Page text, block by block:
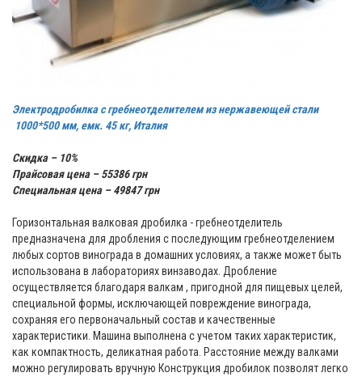
Электродробилка с гребнеотделителем из нержавеющей стали
1000*500 мм, емк. 45 кг, Италия
Скидка – 10%
Прайсовая цена – 55386 грн
Специальная цена – 49847 грн
Горизонтальная валковая дробилка - гребнеотделитель
предназначена для дробления с последующим гребнеотделением
любых сортов винограда в домашних условиях, а также может быть
использована в лабораториях винзаводах. Дробление
осуществляется благодаря валкам , пригодной для пищевых целей,
специальной формы, исключающей повреждение винограда,
сохраняя его первоначальный состав и качественные
характеристики. Машина выполнена с учетом таких характеристик,
как компактность, деликатная работа. Расстояние между валками
можно регулировать вручную Конструкция дробилок позволят легко